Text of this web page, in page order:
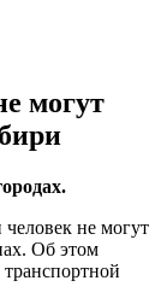
могут
человек не могут
Об этом